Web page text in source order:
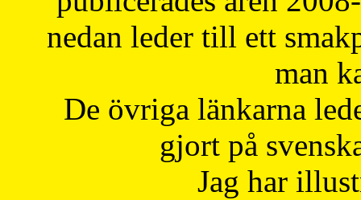
nedan leder till ett
man
De övriga länkarna
gjort på
Jag har